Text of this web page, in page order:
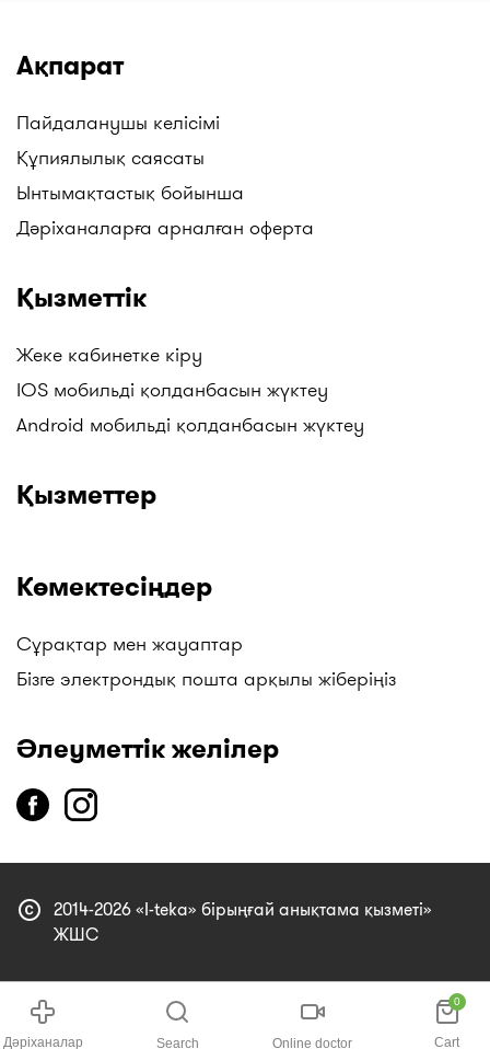
Ақпарат
Пайдаланушы келісімі
Құпиялылық саясаты
Ынтымақтастық бойынша
Дәріханаларға арналған оферта
Қызметтік
Жеке кабинетке кіру
IOS мобильді қолданбасын жүктеу
Android мобильді қолданбасын жүктеу
Қызметтер
Көмектесіңдер
Сұрақтар мен жауаптар
Бізге электрондық пошта арқылы жіберіңіз
Әлеуметтік желілер
copyright 2014-2026 «I-teka» бірыңғай анықтама қызметі»
ЖШС
Дәріханалар Search Online doctor
0
Cart